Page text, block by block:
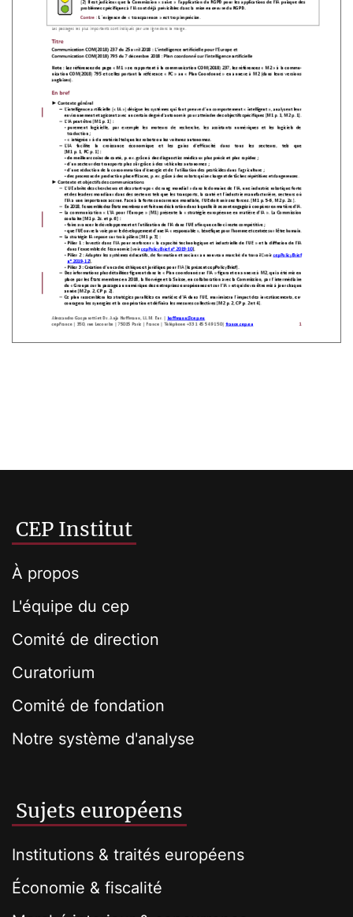
CEP Institut
À propos
L'équipe du cep
Comité de direction
Curatorium
Comité de fondation
Notre système d'analyse
Sujets européens
Institutions & traités européens
Économie & fiscalité